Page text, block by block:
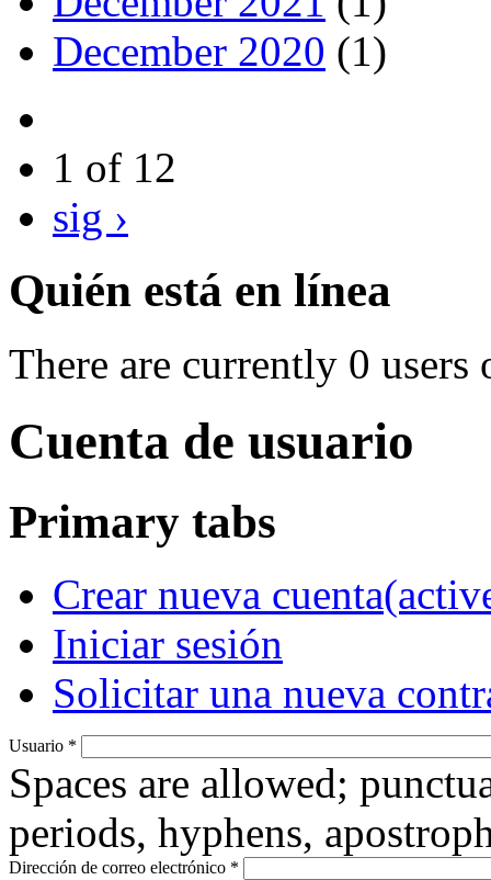
December 2020 (1)
1 of 12
sig ›
Quién está en línea
There are currently 0 users
Cuenta de usuario
Primary tabs
Crear nueva cuenta
Iniciar sesión
Solicitar una nueva
Usuario *
Spaces are allowed;
periods, hyphens,
Dirección de correo electrónico *